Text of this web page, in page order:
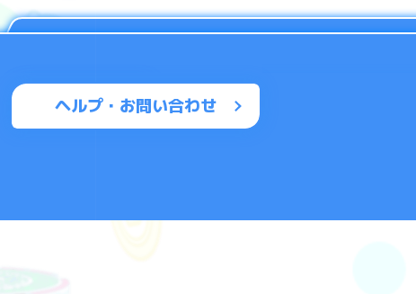
ヘルプ・お問い合わせ